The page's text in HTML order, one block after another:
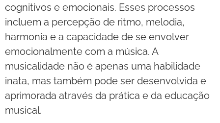
cognitivos e emocionais. Esses processos
incluem a percepção de ritmo, melodia,
harmonia e a capacidade de se envolver
emocionalmente com a música. A
musicalidade não é apenas uma habilidade
inata, mas também pode ser desenvolvida e
aprimorada através da prática e da educação
musical.